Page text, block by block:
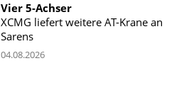
Vier 5-Achser
XCMG liefert weitere AT-Krane an
Sarens
04.08.2026